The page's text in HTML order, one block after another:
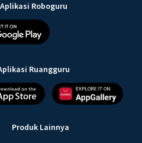
Aplikasi Roboguru
Ruangguru
Produk Lainnya